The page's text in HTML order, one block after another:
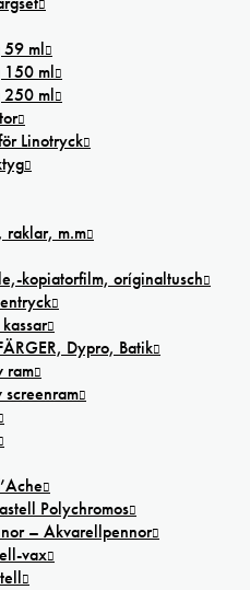
59 ml
150 ml
250 ml
Linotryck
raklar, m.m
kopiatorfilm, oríginaltusch
Dypro, Batik
ram
Polychromos
– Akvarellpennor
vax